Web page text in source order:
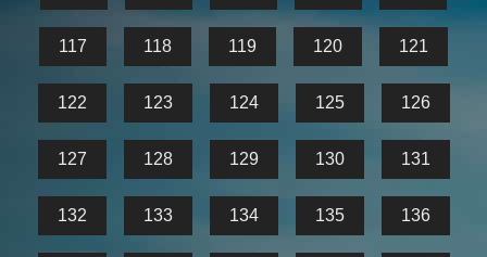
117 118 119 120 121
122 123 124 125 126
127 128 129 130 131
132 133 134 135 136